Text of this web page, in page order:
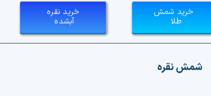
خرید شمش
طلا
خرید نقره
آبشده
شمش نقره